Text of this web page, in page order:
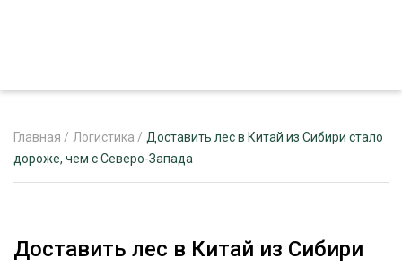
РЕКЛАМОДАТЕЛЯМ
Главная / Логистика / Доставить лес в Китай из Сибири стало
дороже, чем с Северо-Запада
Доставить лес в Китай из Сибири